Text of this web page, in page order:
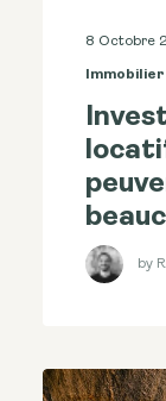
8 Octobre
Immobilier
by